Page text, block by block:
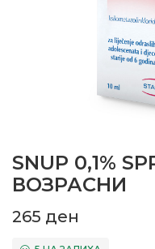
SNUP 0,1%
ВОЗРАСНИ
265 ден